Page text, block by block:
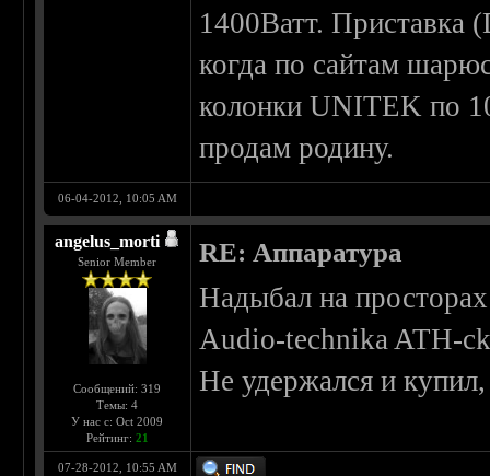
1400Ватт. Приставка
когда по сайтам
колонки UNITEK по
продам родину.
06-04-2012, 10:05 AM
angelus_morti
Senior Member
Сообщений: 319
Темы: 4
У нас с: Oct 2009
Рейтинг: 21
RE: Аппаратура
Надыбал на
Audio-technika ATH-
Не удержался и
07-28-2012, 10:55 AM